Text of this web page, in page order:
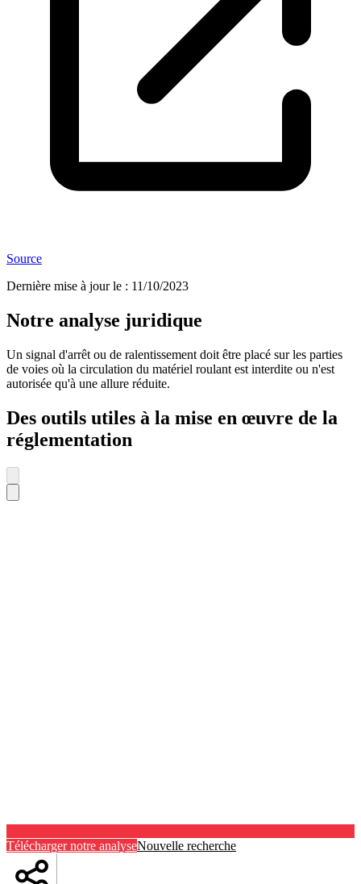
Source
Dernière mise à jour le : 11/10/2023
Notre analyse juridique
Un signal d'arrêt ou de ralentissement doit être placé sur les parties
de voies où la circulation du matériel roulant est interdite ou n'est
autorisée qu'à une allure réduite.
Des outils utiles à la mise en œuvre de la
réglementation
Télécharger notre analyseNouvelle recherche